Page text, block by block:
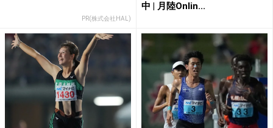
PR(株式会社HAL)
中 | 月陸Onlin...